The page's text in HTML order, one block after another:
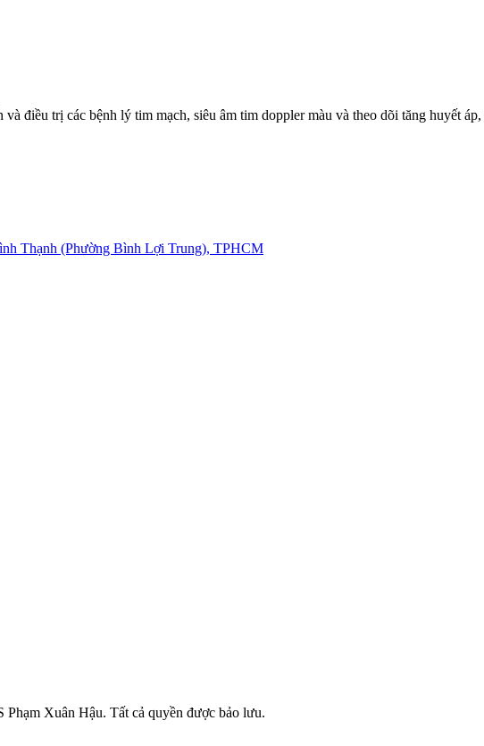
điều trị các bệnh lý tim mạch, siêu âm tim doppler màu và theo dõi tăng huyết
Thạnh (Phường Bình Lợi Trung), TPHCM
Phạm Xuân Hậu. Tất cả quyền được bảo lưu.